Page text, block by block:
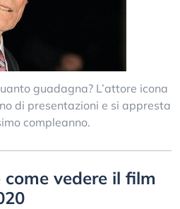
guadagna? L’attore icona
di presentazioni e si appresta
compleanno.
vedere il film